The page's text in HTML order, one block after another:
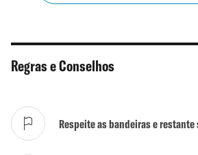
WC
Surf / Bodyboard
Regras e Conselhos
Respeite as bandeiras e